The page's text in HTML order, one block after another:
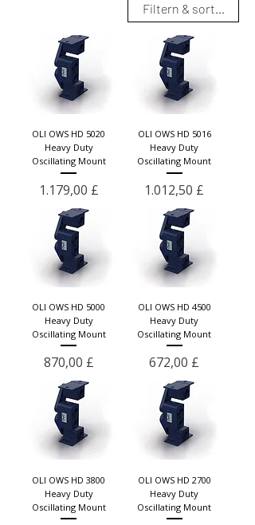
Filtern & sortieren
OLI OWS HD 5020
Heavy Duty
Oscillating Mount
Preis
1.179,00 £
OLI OWS HD 5016
Heavy Duty
Oscillating Mount
Preis
1.012,50 £
OLI OWS HD 5000
Heavy Duty
Oscillating Mount
Preis
870,00 £
OLI OWS HD 4500
Heavy Duty
Oscillating Mount
Preis
672,00 £
OLI OWS HD 3800
Heavy Duty
Oscillating Mount
OLI OWS HD 2700
Heavy Duty
Oscillating Mount